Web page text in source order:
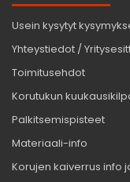
Usein kysytyt
Yhteystiedot /
Toimitusehdot
Korutukun
Palkitsemispisteet
Materiaali-info
Korujen kaiverrus info